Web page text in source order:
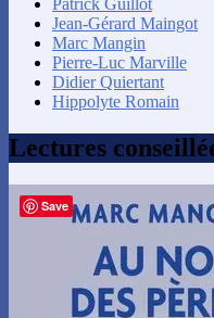
Patrick Guillot
Jean-Gérard Maingot
Marc Mangin
Pierre-Luc Marville
Didier Quiertant
Hippolyte Romain
Lectures
Save